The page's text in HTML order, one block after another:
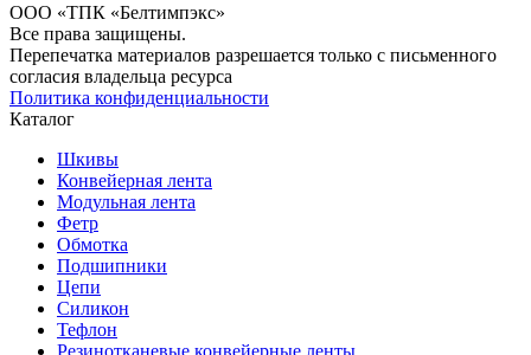
ООО «ТПК «Белтимпэкс»
Все права защищены.
Перепечатка материалов разрешается только с письменного
согласия владельца ресурса
Политика конфиденциальности
Каталог
Шкивы
Конвейерная лента
Модульная лента
Фетр
Обмотка
Подшипники
Цепи
Силикон
Тефлон
Резинотканевые конвейерные ленты